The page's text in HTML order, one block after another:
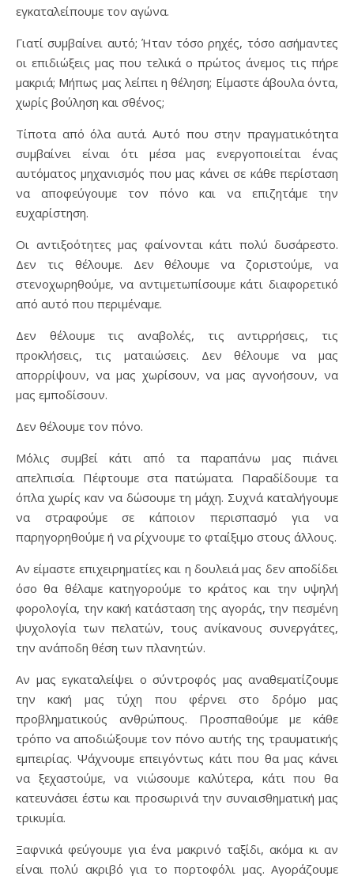
εγκαταλείπουμε τον αγώνα.
Γιατί συμβαίνει αυτό; Ήταν τόσο ρηχές, τόσο ασήμαντες
οι επιδιώξεις μας που τελικά ο πρώτος άνεμος τις πήρε
μακριά; Μήπως μας λείπει η θέληση; Είμαστε άβουλα όντα,
χωρίς βούληση και σθένος;
Τίποτα από όλα αυτά. Αυτό που στην πραγματικότητα
συμβαίνει είναι ότι μέσα μας ενεργοποιείται ένας
αυτόματος μηχανισμός που μας κάνει σε κάθε περίσταση
να αποφεύγουμε τον πόνο και να επιζητάμε την
ευχαρίστηση.
Οι αντιξοότητες μας φαίνονται κάτι πολύ δυσάρεστο.
Δεν τις θέλουμε. Δεν θέλουμε να ζοριστούμε, να
στενοχωρηθούμε, να αντιμετωπίσουμε κάτι διαφορετικό
από αυτό που περιμέναμε.
Δεν θέλουμε τις αναβολές, τις αντιρρήσεις, τις
προκλήσεις, τις ματαιώσεις. Δεν θέλουμε να μας
απορρίψουν, να μας χωρίσουν, να μας αγνοήσουν, να
μας εμποδίσουν.
Δεν θέλουμε τον πόνο.
Μόλις συμβεί κάτι από τα παραπάνω μας πιάνει
απελπισία. Πέφτουμε στα πατώματα. Παραδίδουμε τα
όπλα χωρίς καν να δώσουμε τη μάχη. Συχνά καταλήγουμε
να στραφούμε σε κάποιον περισπασμό για να
παρηγορηθούμε ή να ρίχνουμε το φταίξιμο στους άλλους.
Αν είμαστε επιχειρηματίες και η δουλειά μας δεν αποδίδει
όσο θα θέλαμε κατηγορούμε το κράτος και την υψηλή
φορολογία, την κακή κατάσταση της αγοράς, την πεσμένη
ψυχολογία των πελατών, τους ανίκανους συνεργάτες,
την ανάποδη θέση των πλανητών.
Αν μας εγκαταλείψει ο σύντροφός μας αναθεματίζουμε
την κακή μας τύχη που φέρνει στο δρόμο μας
προβληματικούς ανθρώπους. Προσπαθούμε με κάθε
τρόπο να αποδιώξουμε τον πόνο αυτής της τραυματικής
εμπειρίας. Ψάχνουμε επειγόντως κάτι που θα μας κάνει
να ξεχαστούμε, να νιώσουμε καλύτερα, κάτι που θα
κατευνάσει έστω και προσωρινά την συναισθηματική μας
τρικυμία.
Ξαφνικά φεύγουμε για ένα μακρινό ταξίδι, ακόμα κι αν
είναι πολύ ακριβό για το πορτοφόλι μας. Αγοράζουμε